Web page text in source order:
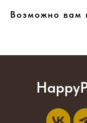
Возможно вам